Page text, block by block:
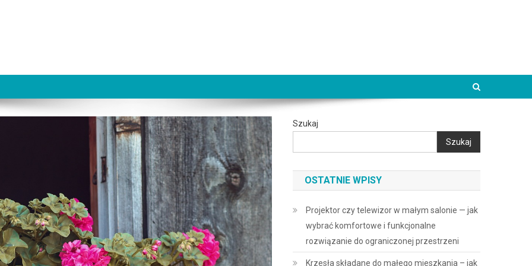
Szukaj
Szukaj
OSTATNIE WPISY
Projektor czy telewizor w małym salonie — jak
wybrać komfortowe i funkcjonalne
rozwiązanie do ograniczonej przestrzeni
Krzesła składane do małego mieszkania – jak